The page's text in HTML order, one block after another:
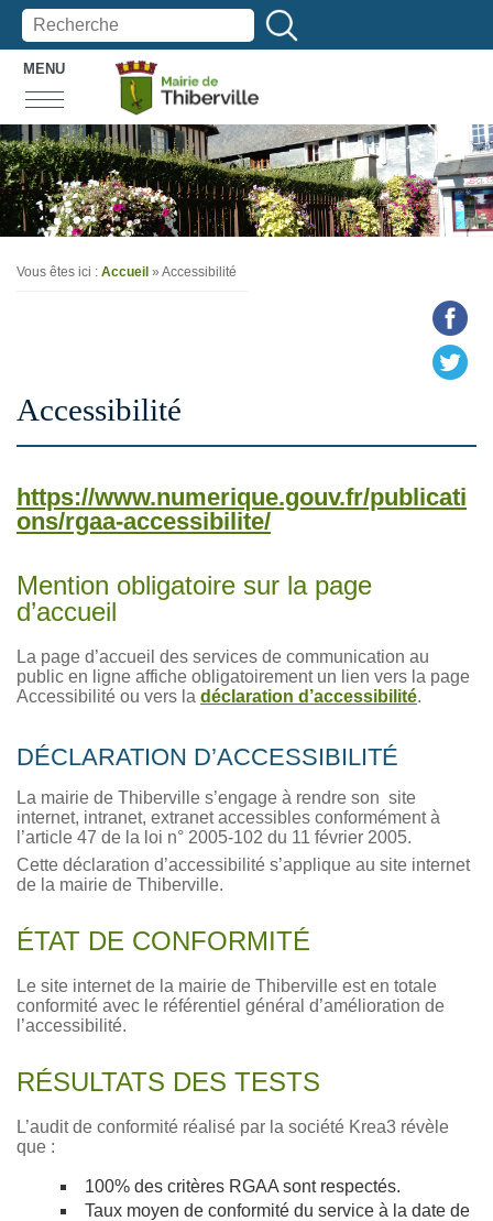
MENU
Vous êtes ici : Accueil » Accessibilité
Accessibilité
https://www.numerique.gouv.fr/publicati
ons/rgaa-accessibilite/
Mention obligatoire sur la page
d’accueil
La page d’accueil des services de communication au
public en ligne affiche obligatoirement un lien vers la page
Accessibilité ou vers la déclaration d’accessibilité.
DÉCLARATION D’ACCESSIBILITÉ
La mairie de Thiberville s’engage à rendre son site
internet, intranet, extranet accessibles conformément à
l’article 47 de la loi n° 2005-102 du 11 février 2005.
Cette déclaration d’accessibilité s’applique au site internet
de la mairie de Thiberville.
ÉTAT DE CONFORMITÉ
Le site internet de la mairie de Thiberville est en totale
conformité avec le référentiel général d’amélioration de
l’accessibilité.
RÉSULTATS DES TESTS
L’audit de conformité réalisé par la société Krea3 révèle
que :
100% des critères RGAA sont respectés.
Taux moyen de conformité du service à la date de